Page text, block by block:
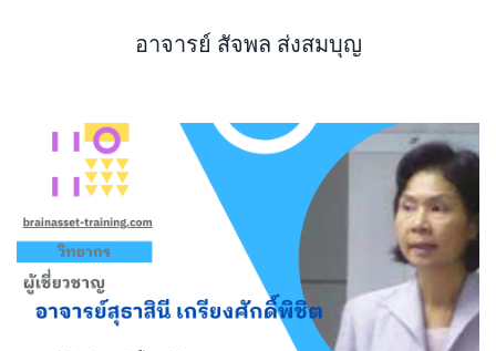
อาจารย์ สัจพล ส่งสมบุญ